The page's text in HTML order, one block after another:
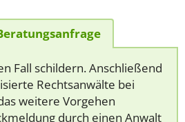
Fall schildern. Anschließend
Rechtsanwälte bei
weitere Vorgehen
durch einen Anwalt